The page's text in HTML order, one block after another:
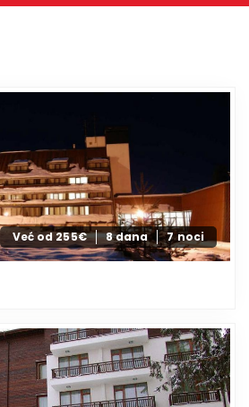
Već od 255€ 8 dana 7 noci